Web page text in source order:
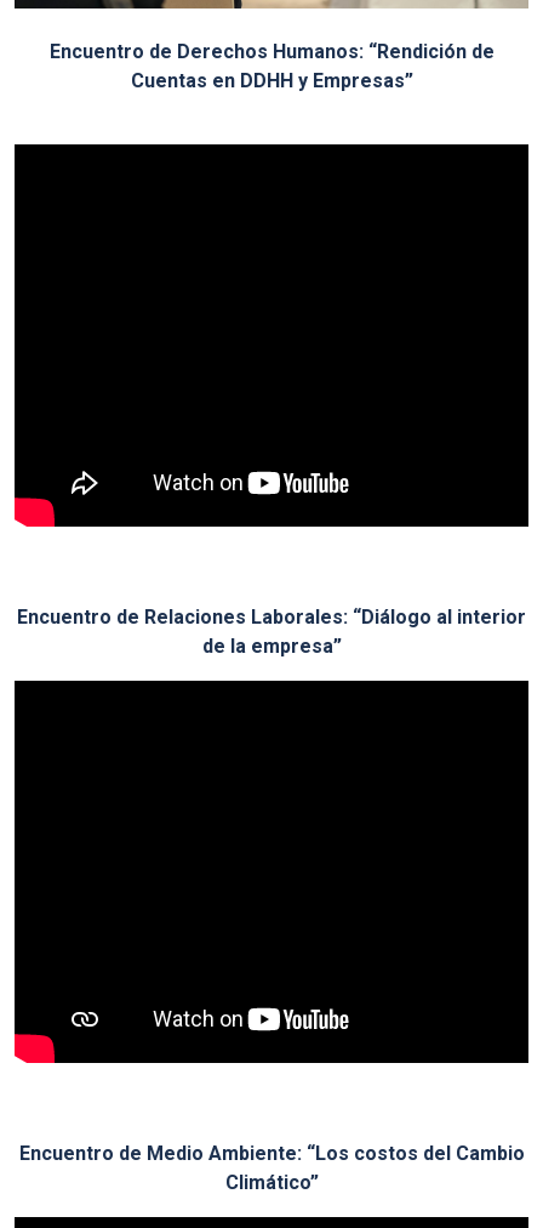
Encuentro de Derechos Humanos: “Rendición de
Cuentas en DDHH y Empresas”
Encuentro de Relaciones Laborales: “Diálogo al interior
de la empresa”
Encuentro de Medio Ambiente: “Los costos del Cambio
Climático”